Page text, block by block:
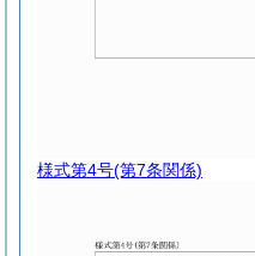
様式第4号(第7条関係)